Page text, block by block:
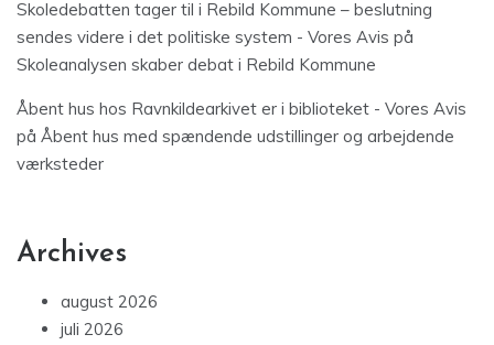
Skoledebatten tager til i Rebild Kommune – beslutning
sendes videre i det politiske system - Vores Avis på
Skoleanalysen skaber debat i Rebild Kommune
Åbent hus hos Ravnkildearkivet er i biblioteket - Vores Avis
på Åbent hus med spændende udstillinger og arbejdende
værksteder
Archives
august 2026
juli 2026